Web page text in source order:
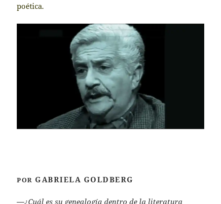
poética.
POR GABRIELA GOLDBERG
—¿Cuál es su genealogía dentro de la literatura